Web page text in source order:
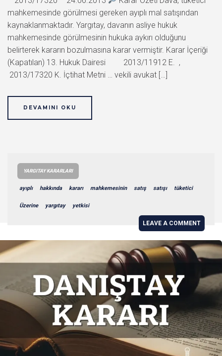
mahkemesinde görülmesi gereken ayıplı mal satışından
kaynaklanmaktadır. Yargıtay, davanın asliye hukuk
mahkemesinde görülmesinin hukuka aykırı olduğunu
belirterek kararın bozulmasına karar vermiştir. Karar İçeriği
(Kapatılan) 13. Hukuk Dairesi 2013/11912 E. ,
2013/17320 K. İçtihat Metni … vekili avukat […]
DEVAMINI OKU
YARGITAY KARARLARI
ayıplı hakkında kararı mahkemesinin satış satışı tüketici
Üzerine yargıtay yetkisi
LEAVE A COMMENT